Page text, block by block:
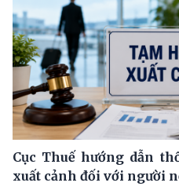
Cục Thuế hướng dẫn
xuất cảnh đối với người